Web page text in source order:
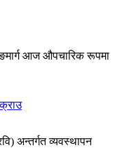
आज औपचारिक रूपमा
अन्तर्गत व्यवस्थापन